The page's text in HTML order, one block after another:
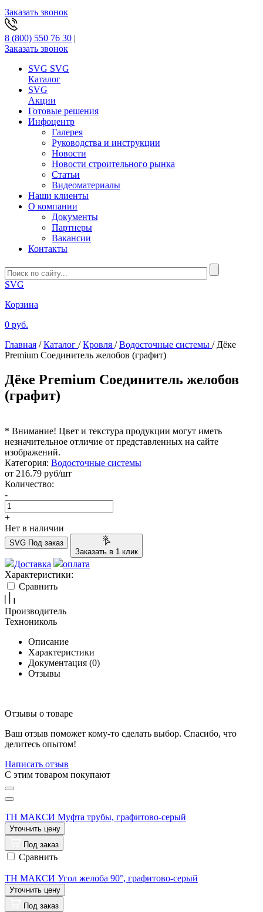
Заказать звонок
8 (800) 550 76 30 |
Заказать звонок
SVG SVG
Каталог
SVG
Акции
Готовые решения
Инфоцентр
Галерея
Руководства и инструкции
Новости
Новости строительного рынка
Статьи
Видеоматериалы
Наши клиенты
О компании
Документы
Партнеры
Вакансии
Контакты
SVG
Корзина
0 руб.
Главная / Каталог / Кровля / Водосточные системы / Дёке
Premium Соединитель желобов (графит)
Дёке Premium Соединитель желобов
(графит)
* Внимание! Цвет и текстура продукции могут иметь
незначительное отличие от представленных на сайте
изображений.
Категория: Водосточные системы
от 216.79 руб/шт
Количество:
-
+
Нет в наличии
SVG Под заказ
Заказать в 1 клик
Доставка
оплата
Характеристики:
Сравнить
Производитель
Технониколь
Описание
Характеристики
Документация (0)
Отзывы
Отзывы о товаре
Ваш отзыв поможет кому-то сделать выбор. Спасибо, что
делитесь опытом!
Написать отзыв
C этим товаром покупают
ТН МАКСИ Муфта трубы, графитово-серый
Под заказ
Сравнить
ТН МАКСИ Угол желоба 90°, графитово-серый
Под заказ